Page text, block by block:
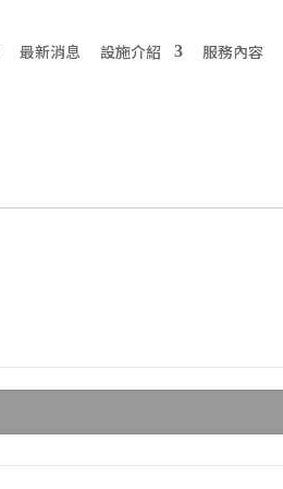
最新消息 設施介紹 服務內容